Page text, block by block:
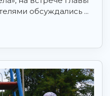
обсуждались ...